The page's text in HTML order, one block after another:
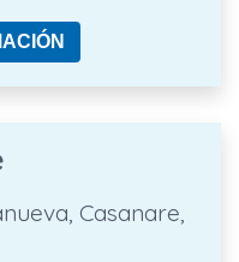
Casanare,